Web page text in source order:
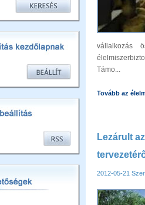
vállalkozás
Támo...
Tovább az
Lezárult
2012-05-21